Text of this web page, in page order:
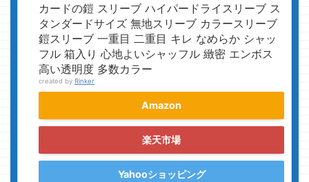
カードの鎧 スリーブ ハイパードライスリーブ ス
タンダードサイズ 無地スリーブ カラースリーブ
鎧スリーブ 一重目 二重目 キレ なめらか シャッ
フル 箱入り 心地よいシャッフル 緻密 エンボス
高い透明度 多数カラー
created by Rinker
Amazon
楽天市場
Yahooショッピング